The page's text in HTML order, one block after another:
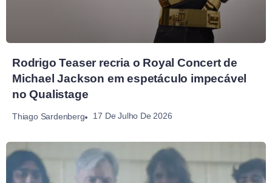
Rodrigo Teaser recria o Royal Concert de
Michael Jackson em espetáculo impecável
no Qualistage
Thiago Sardenberg 17 De Julho De 2026